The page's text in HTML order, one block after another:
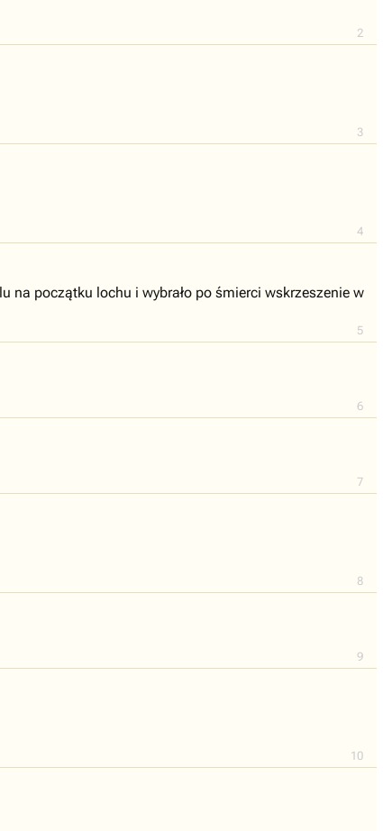
2
3
4
5
na początku lochu i wybrało po śmierci wskrzeszenie w
6
7
8
9
10